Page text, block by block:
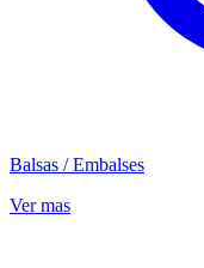
Balsas / Embalses
Ver mas